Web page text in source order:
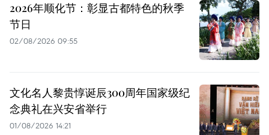
2026年顺化节：彰显古都特色的秋季
节日
02/08/2026 09:55
文化名人黎贵惇诞辰300周年国家级纪
念典礼在兴安省举行
01/08/2026 14:21